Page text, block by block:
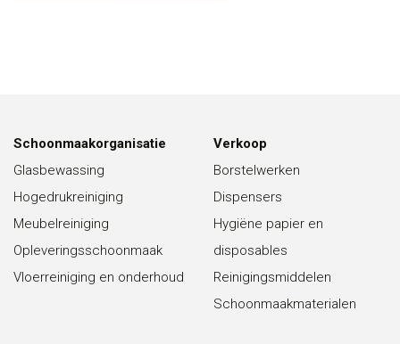
Schoonmaakorganisatie
Glasbewassing
Hogedrukreiniging
Meubelreiniging
Opleveringsschoonmaak
Vloerreiniging en onderhoud
Verkoop
Borstelwerken
Dispensers
Hygiëne papier en
disposables
Reinigingsmiddelen
Schoonmaakmaterialen